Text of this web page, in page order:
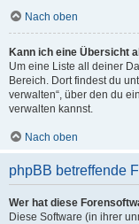
Nach oben
Kann ich eine Übersicht
Um eine Liste all deiner
Bereich. Dort findest du
verwalten“, über den du
verwalten kannst.
Nach oben
phpBB betreffende
Wer hat diese
Diese Software (in ihrer